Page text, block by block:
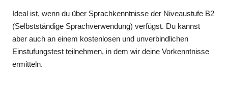
Ideal ist, wenn du über Sprachkenntnisse der Niveaustufe B2
(Selbstständige Sprachverwendung) verfügst. Du kannst
aber auch an einem kostenlosen und unverbindlichen
Einstufungstest teilnehmen, in dem wir deine Vorkenntnisse
ermitteln.